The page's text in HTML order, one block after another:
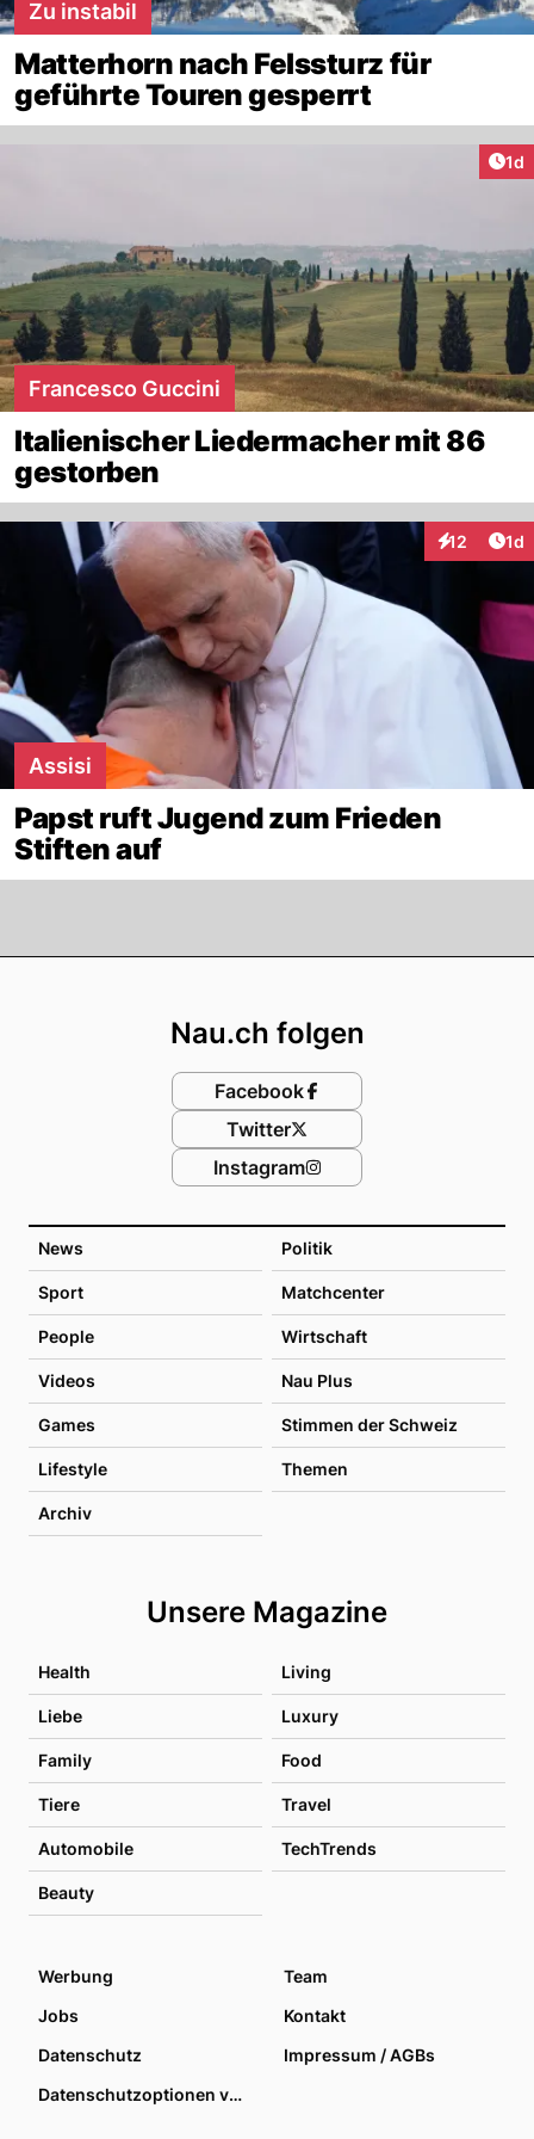
Zu instabil
Matterhorn nach Felssturz für
geführte Touren gesperrt
1d
Francesco Guccini
Italienischer Liedermacher mit 86
gestorben
12 1d
Assisi
Papst ruft Jugend zum Frieden
Stiften auf
News Politik
Sport Matchcenter
People Wirtschaft
Videos Nau Plus
Games Stimmen der Schweiz
Lifestyle Themen
Archiv
Unsere Magazine
Health Living
Liebe Luxury
Family Food
Tiere Travel
Automobile TechTrends
Beauty
Nau.ch folgen
Facebook
Twitter
Instagram
Werbung
Team
Jobs
Kontakt
Datenschutz
Impressum / AGBs
Datenschutzoptionen verwalten